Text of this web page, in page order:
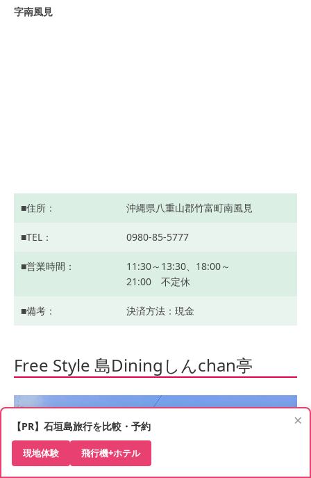
字南風見
住所 沖縄県八重山郡竹富町南風見
TEL 0980-85-5777
営業時間
11:30～13:30、18:00～
21:00 不定休
備考 決済方法：現金
Free Style 島Diningしんchan亭
×
【PR】石垣島旅行を比較・予約
現地体験 飛行機+ホテル